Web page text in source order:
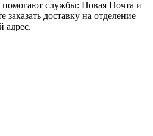
помогают службы: Новая Почта и
доставку на отделение
адрес.